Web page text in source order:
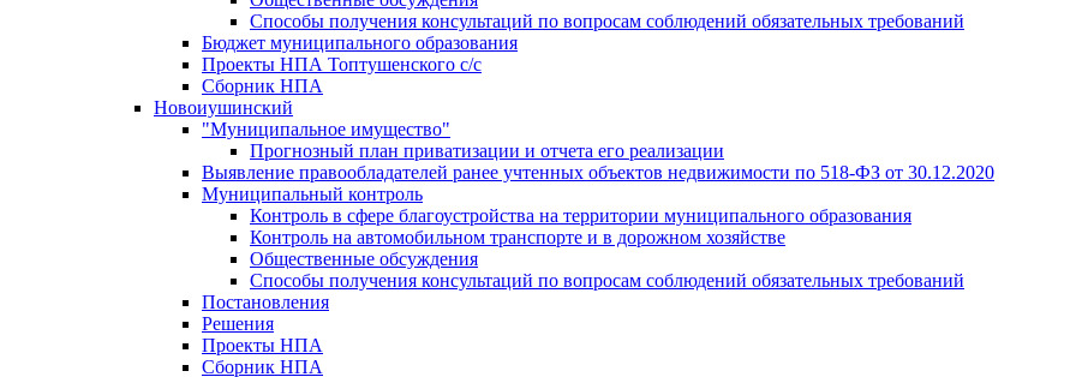
Способы получения консультаций по вопросам соблюдений обязательных требований
Бюджет муниципального образования
Проекты НПА Топтушенского с/с
Сборник НПА
Новоиушинский
"Муниципальное имущество"
Прогнозный план приватизации и отчета его реализации
Выявление правообладателей ранее учтенных объектов недвижимости по 518-ФЗ от 30.12.2020
Муниципальный контроль
Контроль в сфере благоустройства на территории муниципального образования
Контроль на автомобильном транспорте и в дорожном хозяйстве
Общественные обсуждения
Способы получения консультаций по вопросам соблюдений обязательных требований
Постановления
Решения
Проекты НПА
Сборник НПА